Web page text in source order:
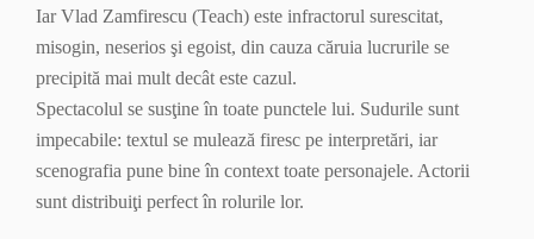
Iar Vlad Zamfirescu (Teach) este infractorul surescitat,
misogin, neserios şi egoist, din cauza căruia lucrurile se
precipită mai mult decât este cazul.
Spectacolul se susţine în toate punctele lui. Sudurile sunt
impecabile: textul se mulează firesc pe interpretări, iar
scenografia pune bine în context toate personajele. Actorii
sunt distribuiţi perfect în rolurile lor.